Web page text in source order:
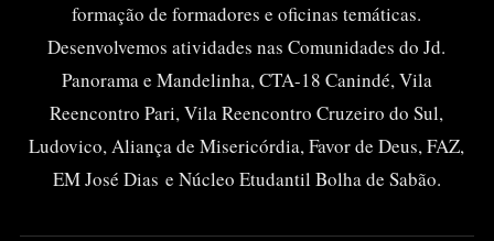
formação de formadores e oficinas temáticas.
Desenvolvemos atividades nas Comunidades do Jd.
Panorama e Mandelinha, CTA-18 Canindé, Vila
Reencontro Pari, Vila Reencontro Cruzeiro do Sul,
Ludovico, Aliança de Misericórdia, Favor de Deus, FAZ,
EM José Dias e Núcleo Etudantil Bolha de Sabão.